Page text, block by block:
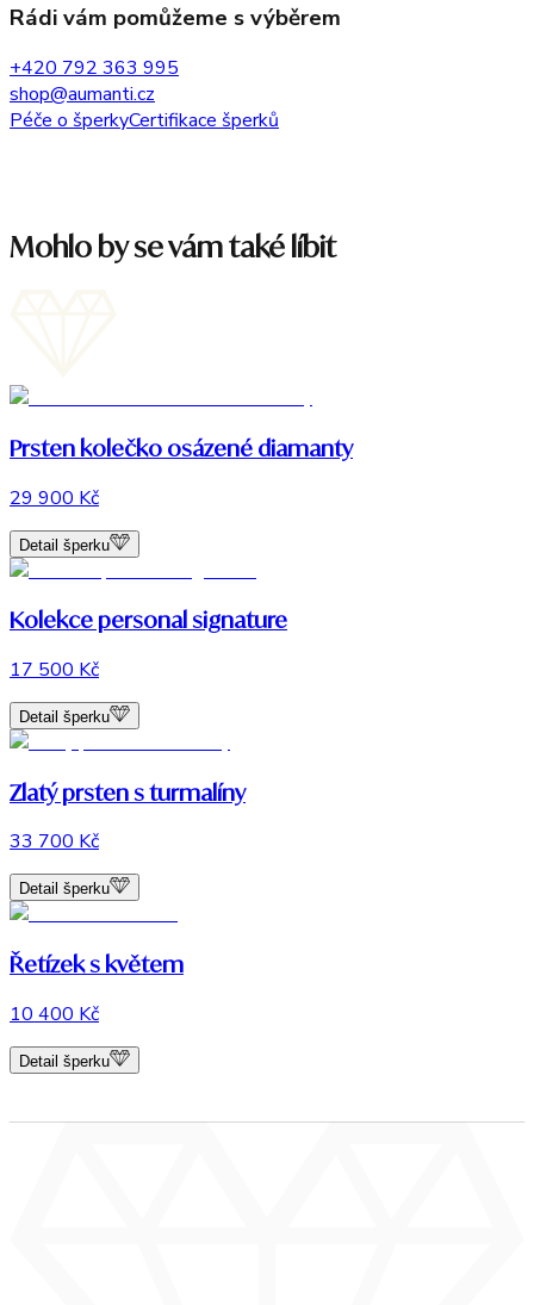
Rádi vám pomůžeme s výběrem
+420 792 363 995
shop@aumanti.cz
Péče o šperkyCertifikace šperků
Mohlo by se vám také líbit
Prsten kolečko osázené diamanty
29 900 Kč
Detail šperku
Kolekce personal signature
17 500 Kč
Detail šperku
Zlatý prsten s turmalíny
33 700 Kč
Detail šperku
Řetízek s květem
10 400 Kč
Detail šperku